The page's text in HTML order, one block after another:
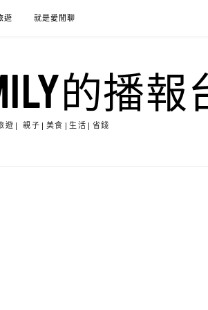
遊 就是愛閒聊
的播報
遊| 親子|美食|生活|省錢